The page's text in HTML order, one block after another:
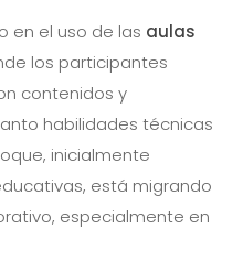
en el uso de las aulas
los participantes
contenidos y
habilidades técnicas
inicialmente
está migrando
especialmente en